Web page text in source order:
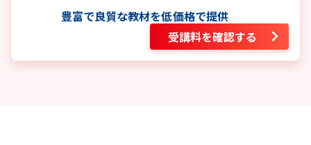
豊富で良質な教材を低価格で提供
受講料を確認する